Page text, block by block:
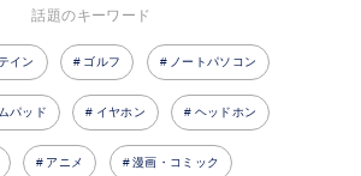
話題のキーワード
イン ゴルフ ノートパソコン
パッド イヤホン ヘッドホン
アニメ 漫画・コミック